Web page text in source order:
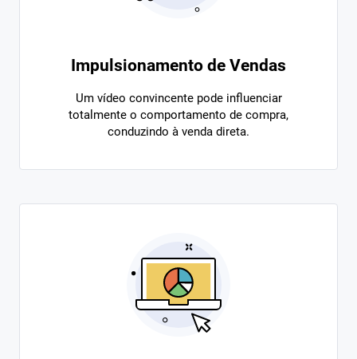
Impulsionamento de Vendas
Um vídeo convincente pode influenciar
totalmente o comportamento de compra,
conduzindo à venda direta.